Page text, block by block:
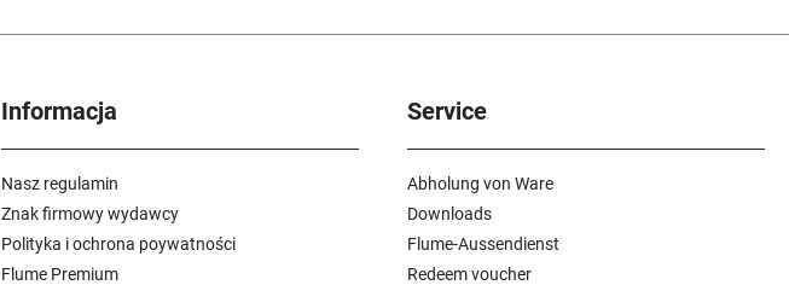
Informacja
Nasz regulamin
Znak firmowy wydawcy
Polityka i ochrona poywatności
Flume Premium
Service
Abholung von Ware
Downloads
Flume-Aussendienst
Redeem voucher